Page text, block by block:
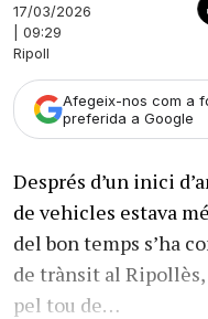
17/03/2026
| 09:29
Ripoll
Afegeix-nos com a
preferida a Google
Després d’un inici
de vehicles estava
del bon temps s’ha
de trànsit al Ripollès,
pel tou de…